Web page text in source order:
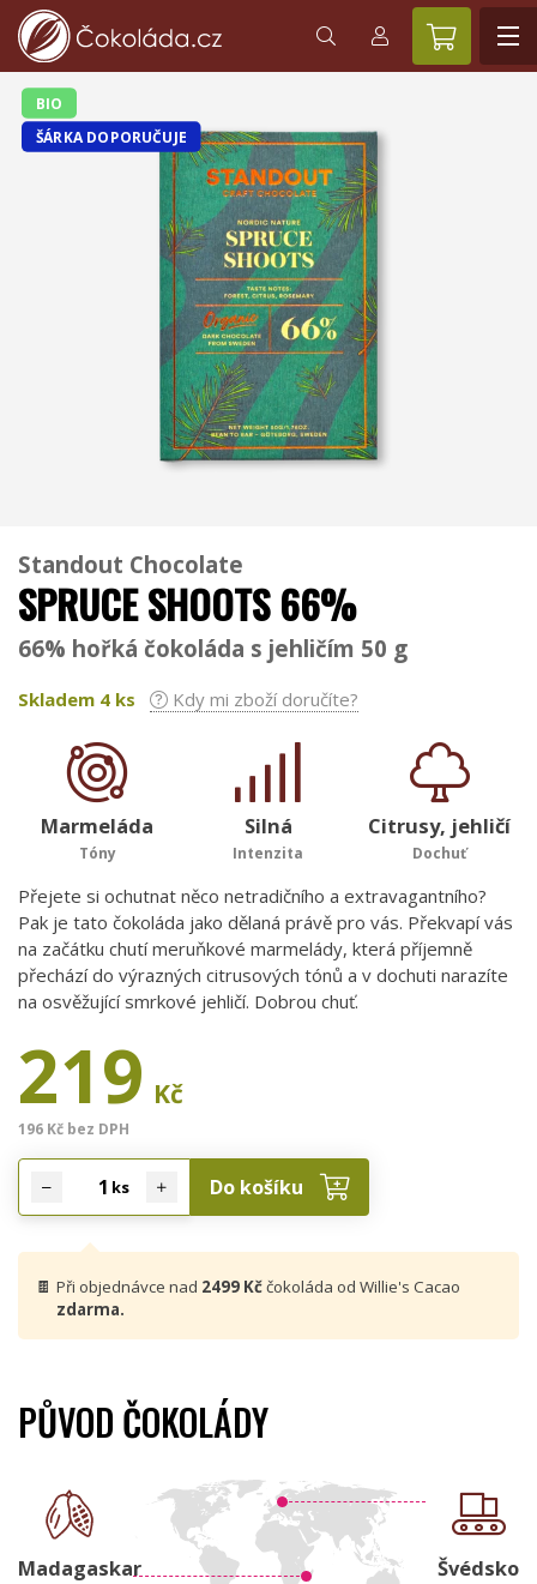
BIO
ŠÁRKA DOPORUČUJE
Standout Chocolate
SPRUCE SHOOTS 66%
66% hořká čokoláda s jehličím 50 g
Skladem 4 ks Kdy mi zboží doručíte?
Marmeláda
Tóny
Silná
Intenzita
Citrusy, jehličí
Dochuť
Přejete si ochutnat něco netradičního a extravagantního?
Pak je tato čokoláda jako dělaná právě pro vás. Překvapí vás
na začátku chutí meruňkové marmelády, která příjemně
přechází do výrazných citrusových tónů a v dochuti narazíte
na osvěžující smrkové jehličí. Dobrou chuť.
219 Kč
196 Kč bez DPH
ks Do košíku
🍫 Při objednávce nad 2499 Kččokoláda od Willie's Cacao
zdarma.
PŮVOD ČOKOLÁDY
Madagaskar Švédsko